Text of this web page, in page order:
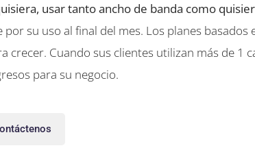
usar tanto ancho de banda como
su uso al final del mes. Los planes basados
Cuando sus clientes utilizan más de 1
para su negocio.